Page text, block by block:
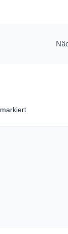
markiert